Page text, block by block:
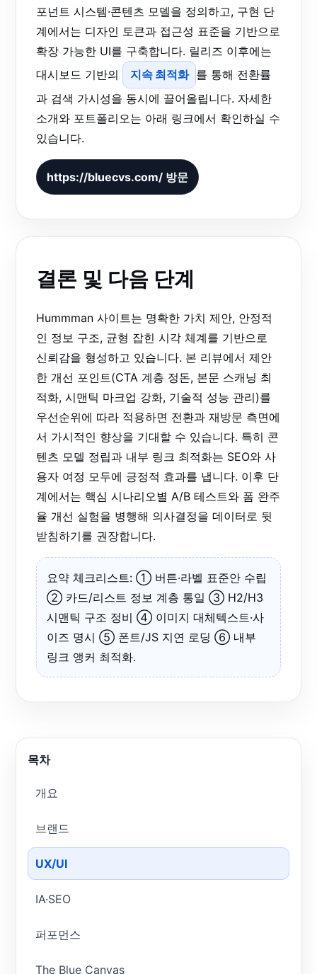
포넌트 시스템·콘텐츠 모델을 정의하고, 구현 단
계에서는 디자인 토큰과 접근성 표준을 기반으로
확장 가능한 UI를 구축합니다. 릴리즈 이후에는
대시보드 기반의
지속 최적화 를 통해 전환률
과 검색 가시성을 동시에 끌어올립니다. 자세한
소개와 포트폴리오는 아래 링크에서 확인하실 수
있습니다.
https://bluecvs.com/ 방문
결론 및 다음 단계
Hummman 사이트는 명확한 가치 제안, 안정적
인 정보 구조, 균형 잡힌 시각 체계를 기반으로
신뢰감을 형성하고 있습니다. 본 리뷰에서 제안
한 개선 포인트(CTA 계층 정돈, 본문 스캐닝 최
적화, 시맨틱 마크업 강화, 기술적 성능 관리)를
우선순위에 따라 적용하면 전환과 재방문 측면에
서 가시적인 향상을 기대할 수 있습니다. 특히 콘
텐츠 모델 정립과 내부 링크 최적화는 SEO와 사
용자 여정 모두에 긍정적 효과를 냅니다. 이후 단
계에서는 핵심 시나리오별 A/B 테스트와 폼 완주
율 개선 실험을 병행해 의사결정을 데이터로 뒷
받침하기를 권장합니다.
요약 체크리스트: ① 버튼·라벨 표준안 수립
② 카드/리스트 정보 계층 통일 ③ H2/H3
시맨틱 구조 정비 ④ 이미지 대체텍스트·사
이즈 명시 ⑤ 폰트/JS 지연 로딩 ⑥ 내부
링크 앵커 최적화.
목차
개요
브랜드
UX/UI
IA·SEO
퍼포먼스
The Blue Canvas